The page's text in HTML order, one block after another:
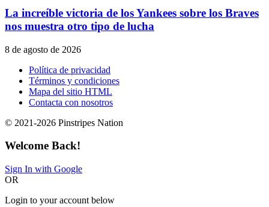
La increíble victoria de los Yankees sobre los Braves
nos muestra otro tipo de lucha
8 de agosto de 2026
Política de privacidad
Términos y condiciones
Mapa del sitio HTML
Contacta con nosotros
© 2021-2026 Pinstripes Nation
Welcome Back!
Sign In with Google
OR
Login to your account below